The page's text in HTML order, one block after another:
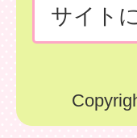
サイト